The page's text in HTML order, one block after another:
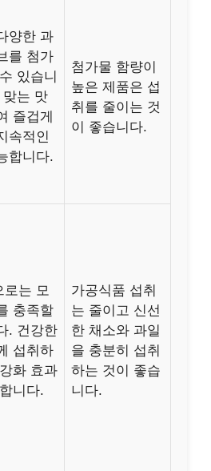
양한 과
를 첨가
있습니
맞는 맛
즐겁게
속적인
합니다.
첨가물 함량이
높은 제품은 섭
취를 줄이는 것
이 좋습니다.
로는 모
충족할
. 건강한
섭취하
화 효과
니다.
가공식품 섭취
는 줄이고 신선
한 채소와 과일
을 충분히 섭취
하는 것이 좋습
니다.